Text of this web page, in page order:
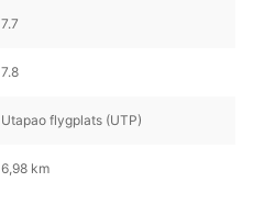
7.7
7.8
Utapao flygplats (UTP)
6,98 km